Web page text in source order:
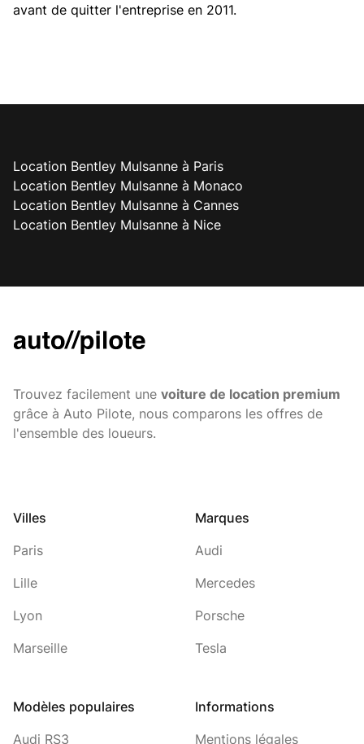
avant de quitter l'entreprise en 2011.
Location Bentley Mulsanne à Paris
Location Bentley Mulsanne à Monaco
Location Bentley Mulsanne à Cannes
Location Bentley Mulsanne à Nice
Trouvez facilement une voiture de location premium
grâce à Auto Pilote, nous comparons les offres de
l'ensemble des loueurs.
Villes
Paris
Lille
Lyon
Marseille
Modèles populaires
Audi RS3
Marques
Audi
Mercedes
Porsche
Tesla
Informations
Mentions légales